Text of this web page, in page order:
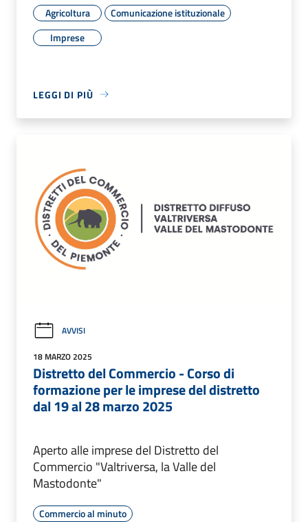
Agricoltura
Comunicazione istituzionale
Imprese
LEGGI DI PIÙ
AVVISI
18 MARZO 2025
Distretto del Commercio - Corso di
formazione per le imprese del distretto
dal 19 al 28 marzo 2025
Aperto alle imprese del Distretto del
Commercio "Valtriversa, la Valle del
Mastodonte"
Commercio al minuto